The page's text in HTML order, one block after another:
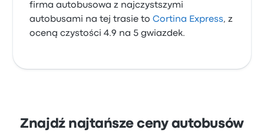
firma autobusowa z najczystszymi
autobusami na tej trasie toCortina Express, z
oceną czystości 4.9 na 5 gwiazdek.
Znajdź najtańsze ceny autobusów